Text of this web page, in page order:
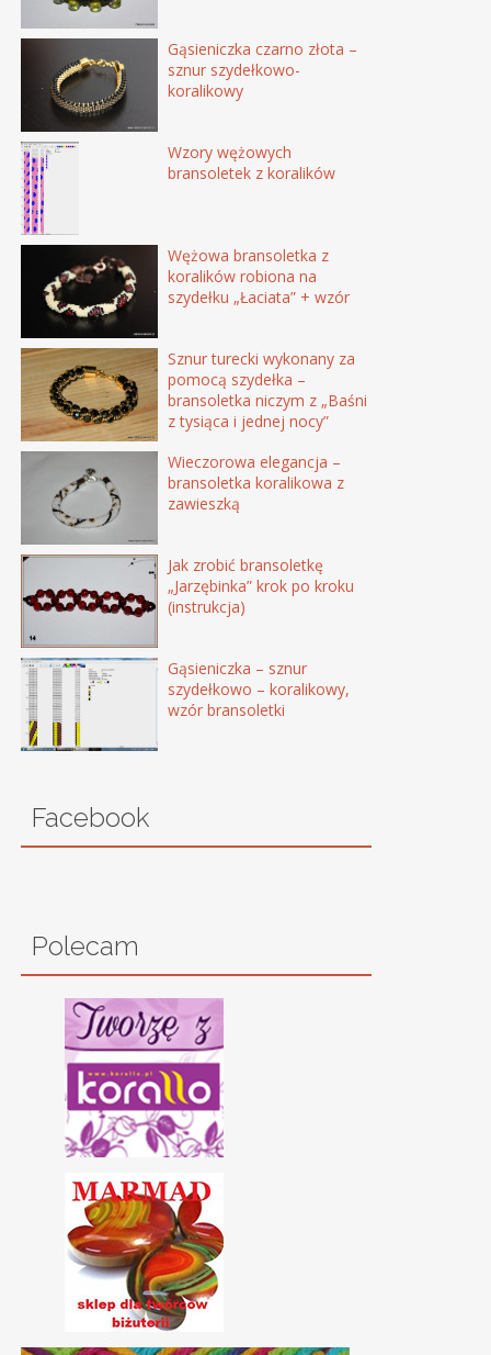
Gąsieniczka czarno złota –
sznur szydełkowo-
koralikowy
Wzory wężowych
bransoletek z koralików
Wężowa bransoletka z
koralików robiona na
szydełku „Łaciata” + wzór
Sznur turecki wykonany za
pomocą szydełka –
bransoletka niczym z „Baśni
z tysiąca i jednej nocy”
Wieczorowa elegancja –
bransoletka koralikowa z
zawieszką
Jak zrobić bransoletkę
„Jarzębinka” krok po kroku
(instrukcja)
Gąsieniczka – sznur
szydełkowo – koralikowy,
wzór bransoletki
Facebook
Polecam